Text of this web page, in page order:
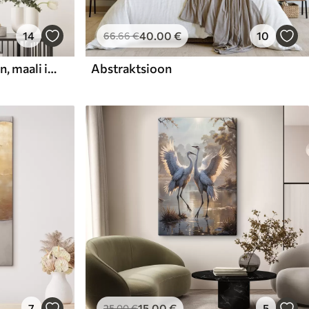
14
Abstraktne kompositsioon, maali imitatsioon
66.66€40.00€ 10
Abstraktsioon